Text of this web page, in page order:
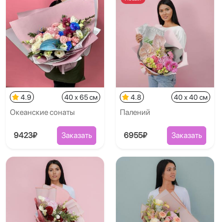
4.9 40 x 65 см
Океанские сонаты
9423₽ Заказать
4.8 40 x 40 см
Палений
6955₽ Заказать